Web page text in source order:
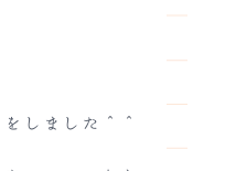
しました＾＾